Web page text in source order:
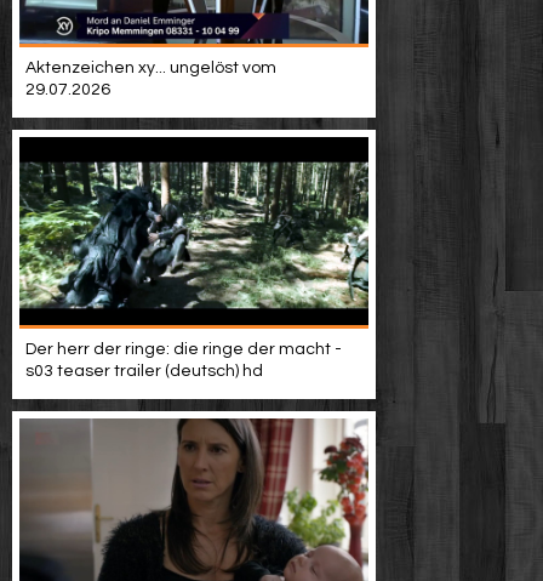
Aktenzeichen xy... ungelöst vom
29.07.2026
Der herr der ringe: die ringe der macht -
s03 teaser trailer (deutsch) hd